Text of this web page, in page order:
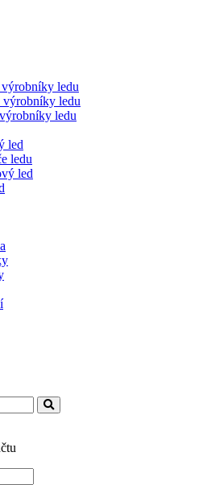
ledu
ledu
ledu
led
ledu
led